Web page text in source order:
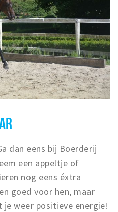
dan eens bij Boerderij
een appeltje of
nog eens éxtra
goed voor hen, maar
weer positieve energie!